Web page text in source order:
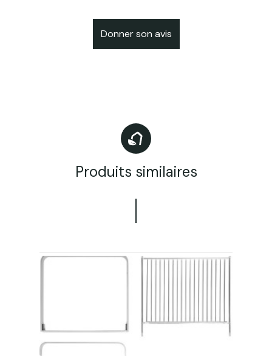
Donner son avis
Produits similaires